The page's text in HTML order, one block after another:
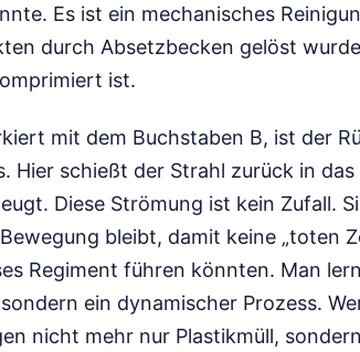
Es ist ein mechanisches
durch Absetzbecken gelöst
ist.
mit dem Buchstaben B, ist der
Hier schießt der Strahl zurück in
Diese Strömung ist kein Zufall.
bleibt, damit keine „toten
Regiment führen könnten. Man
ein dynamischer Prozess.
nicht mehr nur Plastikmüll,